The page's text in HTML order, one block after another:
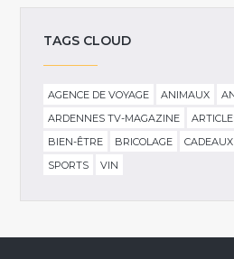
TAGS CLOUD
AGENCE DE VOYAGE ANIMAUX
ARDENNES TV-MAGAZINE
BIEN-ÊTRE
BRICOLAGE CADEAUX
SPORTS
VIN